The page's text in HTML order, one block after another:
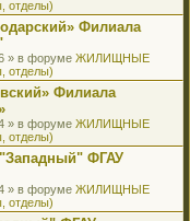
отделы)
Филиала
» в форуме ЖИЛИЩНЫЕ
отделы)
Филиала
» в форуме ЖИЛИЩНЫЕ
отделы)
ФГАУ
» в форуме ЖИЛИЩНЫЕ
отделы)